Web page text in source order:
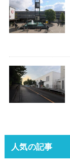
人気の記事